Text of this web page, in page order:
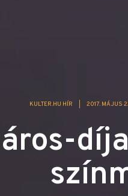
KULTER.HU HÍR 2017. MÁJUS